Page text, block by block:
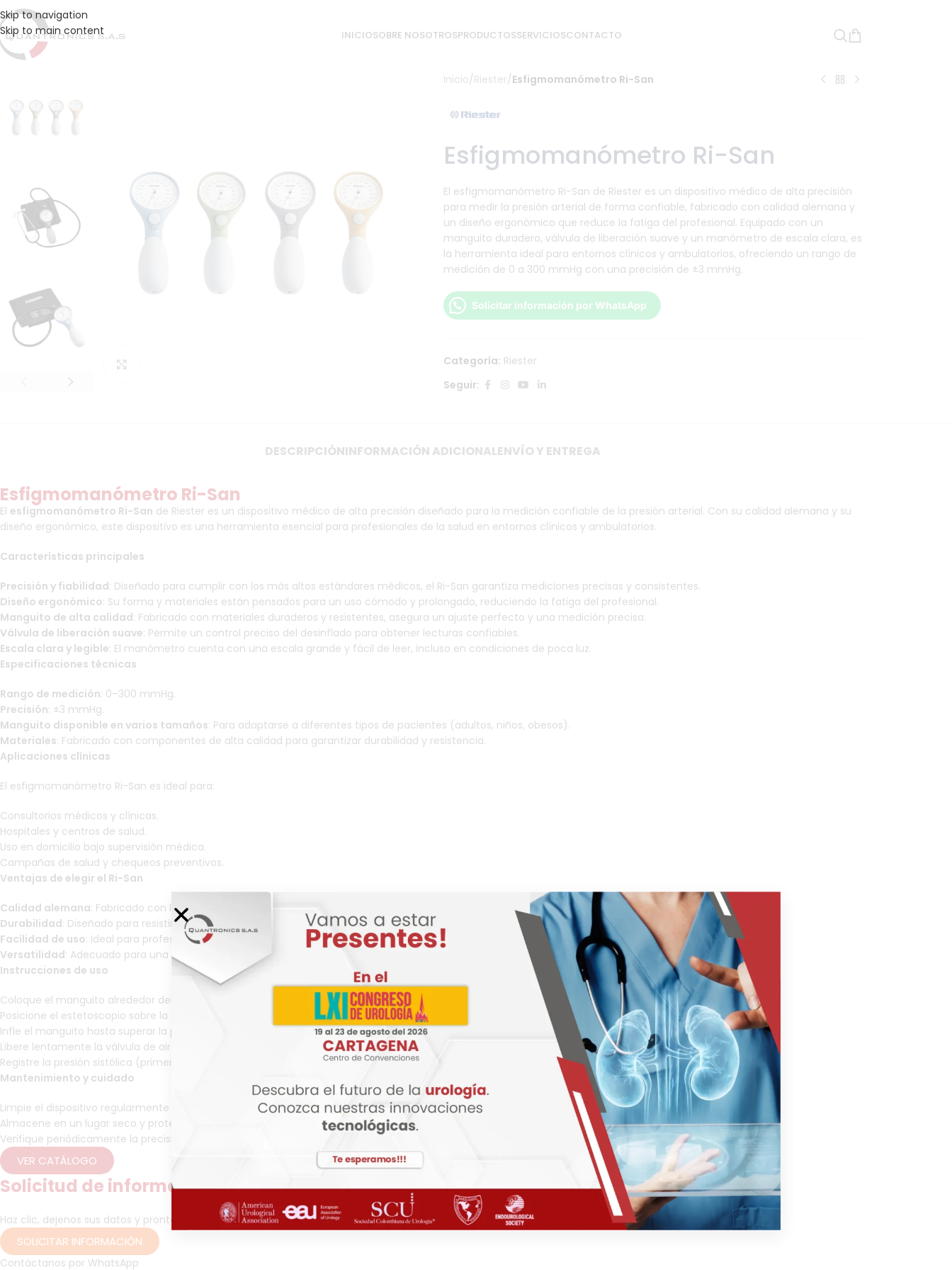
Skip to navigation
Skip to main content
INICIOSOBRE NOSOTROSPRODUCTOSSERVICIOSCONTACTO
Inicio/Riester /Esfigmomanómetro Ri-San
Esfigmomanómetro Ri-San
El esfigmomanómetro Ri-San de Riester es un dispositivo médico de alta precisión
para medir la presión arterial de forma confiable, fabricado con calidad alemana y
un diseño ergonómico que reduce la fatiga del profesional. Equipado con un
manguito duradero, válvula de liberación suave y un manómetro de escala clara, es
la herramienta ideal para entornos clínicos y ambulatorios, ofreciendo un rango de
medición de 0 a 300 mmHg con una precisión de ±3 mmHg.
Solicitar información por WhatsApp
Categoría: Riester
Seguir:
DESCRIPCIÓNINFORMACIÓN ADICIONALENVÍO Y ENTREGA
Esfigmomanómetro Ri-San
El esfigmomanómetro Ri-San de Riester es un dispositivo médico de alta precisión diseñado para la medición confiable de la presión arterial. Con su calidad alemana y su
diseño ergonómico, este dispositivo es una herramienta esencial para profesionales de la salud en entornos clínicos y ambulatorios.
Características principales
Precisión y fiabilidad: Diseñado para cumplir con los más altos estándares médicos, el Ri-San garantiza mediciones precisas y consistentes.
Diseño ergonómico: Su forma y materiales están pensados para un uso cómodo y prolongado, reduciendo la fatiga del profesional.
Manguito de alta calidad: Fabricado con materiales duraderos y resistentes, asegura un ajuste perfecto y una medición precisa.
Válvula de liberación suave: Permite un control preciso del desinflado para obtener lecturas confiables.
Escala clara y legible: El manómetro cuenta con una escala grande y fácil de leer, incluso en condiciones de poca luz.
Especificaciones técnicas
Rango de medición: 0–300 mmHg.
Precisión: ±3 mmHg.
Manguito disponible en varios tamaños: Para adaptarse a diferentes tipos de pacientes (adultos, niños, obesos).
Materiales: Fabricado con componentes de alta calidad para garantizar durabilidad y resistencia.
Aplicaciones clínicas
El esfigmomanómetro Ri-San es ideal para:
Consultorios médicos y clínicas.
Hospitales y centros de salud.
Uso en domicilio bajo supervisión médica.
Campañas de salud y chequeos preventivos.
Ventajas de elegir el Ri-San
Calidad alemana: Fabricado con los más altos estándares de calidad y precisión.
Durabilidad: Diseñado para resistir el uso intensivo en entornos médicos.
Facilidad de uso: Ideal para profesionales de la salud que requieren mediciones rápidas y precisas.
Versatilidad: Adecuado para una amplia gama de pacientes, desde niños hasta adultos.
Instrucciones de uso
Coloque el manguito alrededor del brazo del paciente, asegurándose de que quede ajustado pero no demasiado apretado.
Posicione el estetoscopio sobre la arteria braquial.
Infle el manguito hasta superar la presión arterial sistólica esperada.
Libere lentamente la válvula de aire mientras escucha los sonidos de Korotkoff.
Registre la presión sistólica (primer sonido) y la presión diastólica (desaparición de los sonidos).
Mantenimiento y cuidado
Limpie el dispositivo regularmente con un paño suave y desinfectante médico.
Almacene en un lugar seco y protegido de temperaturas extremas.
Verifique periódicamente la precisión del manómetro y reemplace el manguito si muestra signos de desgaste
VER CATÁLOGO
Solicitud de información
Haz clic, dejenos sus datos y pronto un asesor se contactará con usted para brindarle más información.
SOLICITAR INFORMACIÓN
Contáctanos por WhatsApp